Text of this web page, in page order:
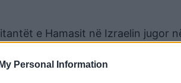
Personal Information
e Hamasit në Izraelin jugor
e 251, 50 prej të cilëve